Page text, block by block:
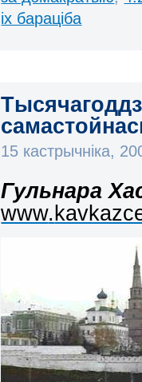
іх бараціба
15 кастрычніка,
Гульнара
www.